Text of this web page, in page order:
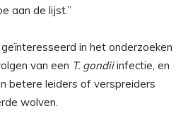
aan de lijst.”
in het onderzoeken
van een T. gondiiinfectie, en
betere leiders of verspreiders
wolven.